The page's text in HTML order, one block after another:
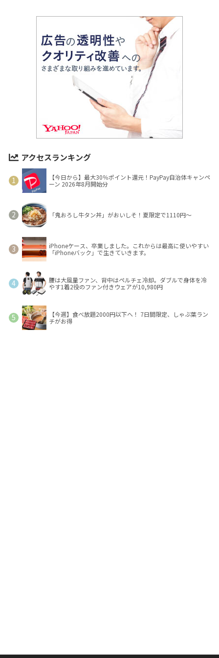
アクセスランキング
【今日から】最大30％ポイント還元！PayPay自治体キャンペ
ーン 2026年8月開始分
「鬼おろし牛タン丼」がおいしそ！夏限定で1110円～
iPhoneケース、卒業しました。これからは最高に使いやすい
「iPhoneバック」で生きていきます。
腰は大風量ファン、背中はペルチェ冷却。ダブルで身体を冷
やす1着2役のファン付きウェアが10,980円
【今週】食べ放題2000円以下へ！ 7日間限定、しゃぶ葉ラン
チがお得